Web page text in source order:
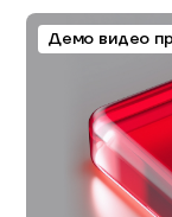
Демо видео